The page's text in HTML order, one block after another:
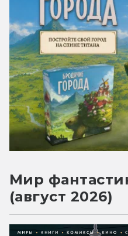
Мир
(август 2026)